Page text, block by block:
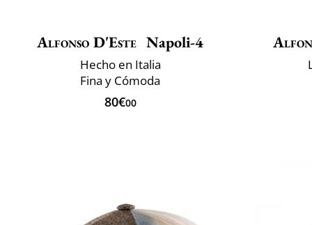
Alfonso D'Este Napoli-4
Hecho en Italia
Fina y Cómoda
80€00